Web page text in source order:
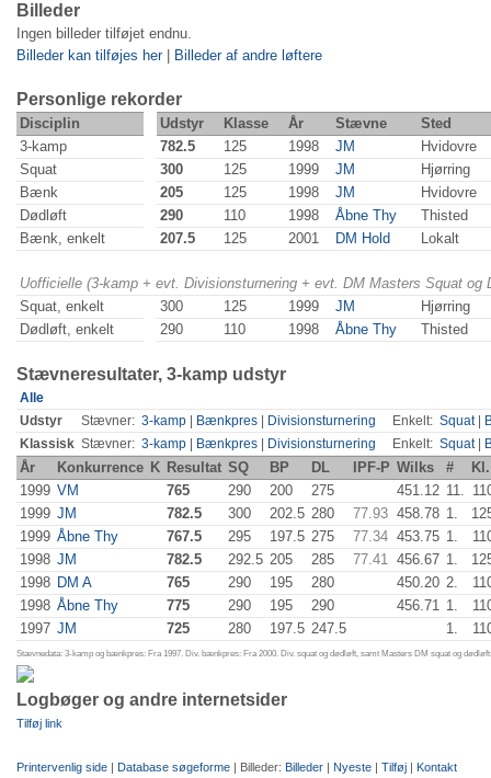
Billeder
Ingen billeder tilføjet endnu.
Billeder kan tilføjes her| Billeder af andre løftere
Personlige rekorder
Disciplin Udstyr Klasse År Stævne
Sted
3-kamp
782.5 125 1998 JM
Hvidovre
Squat
300 125 1999 JM
Hjørring
Bænk
205 125 1998 JM
Hvidovre
Dødløft
290 110 1998 Åbne Thy
Thisted
Bænk, enkelt
207.5 125 2001 DM Hold Lokalt
Uofficielle (3-kamp + evt. Divisionsturnering + evt. DM Masters Squat
Squat, enkelt
300 125 1999 JM
Hjørring
Dødløft, enkelt
290 110 1998 Åbne Thy Thisted
Stævneresultater, 3-kamp udstyr
Alle
Udstyr
Stævner: 3-kamp Bænkpres Divisionsturnering Enkelt: Squat|
Klassisk Stævner: 3-kamp Bænkpres Divisionsturnering Enkelt: Squat|
År Konkurrence K Resultat SQ BP DL IPF-P Wilks #
Kl.
1999 VM 765 290 200 275 451.12 11.
1999 JM 782.5 300 202.5 280 77.93 458.78 1.
1999 Åbne Thy 767.5 295 197.5 275 77.34 453.75 1.
1998 JM 782.5 292.5 205 285 77.41 456.67 1.
1998 DM A 765 290 195 280 450.20 2.
1998 Åbne Thy 775 290 195 290 456.71 1.
1997 JM 725 280 197.5 247.5 1.
Stævnedata: 3-kamp og bænkpres: Fra 1997. Div. bænkpres: Fra 2000. Div. squat og dødløft, samt Masters DM squat og
Logbøger og andre internetsider
Tilføj link
Printervenlig side | Database søgeforme | Billeder: Billeder | Nyeste | Tilføj | Kontakt